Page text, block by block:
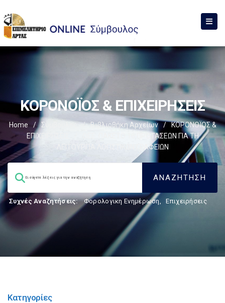
ΚΟΡΟΝΟΪΟΣ & ΕΠΙΧΕΙΡΗΣΕΙΣ
Home / Σύμβουλος / Βιβλιοθήκη Αρχείων /
ΚΟΡΟΝΟΪΟΣ &
ΕΠΙΧΕΙΡΗΣΕΙΣ
ΟΕΕ: ΠΑΚΕΤΟ 16 ΠΡΟΤΑΣΕΩΝ ΓΙΑ ΤΗ
ΛΕΙΤΟΥΡΓΙΑ ΛΟΓΙΣΤΙΚΩΝ ΓΡΑΦΕΙΩΝ
Συχνές Αναζητήσεις: Φορολογικη Ενημέρωση, Επιχειρήσεις
Κατηγορίες